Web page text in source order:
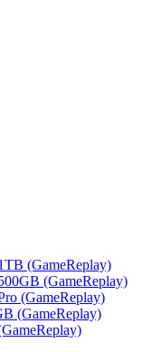
(GameReplay)
(GameReplay)
(GameReplay)
(GameReplay)